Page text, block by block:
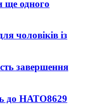
ще одного
чоловіків із
завершення
до НАТО8629